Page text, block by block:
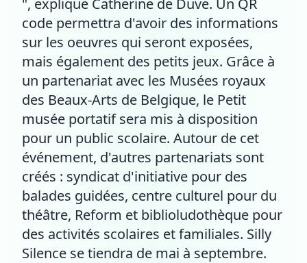
", explique Catherine de Duve. Un QR
code permettra d'avoir des informations
sur les oeuvres qui seront exposées,
mais également des petits jeux. Grâce à
un partenariat avec les Musées royaux
des Beaux-Arts de Belgique, le Petit
musée portatif sera mis à disposition
pour un public scolaire. Autour de cet
événement, d'autres partenariats sont
créés : syndicat d'initiative pour des
balades guidées, centre culturel pour du
théâtre, Reform et biblioludothèque pour
des activités scolaires et familiales. Silly
Silence se tiendra de mai à septembre.